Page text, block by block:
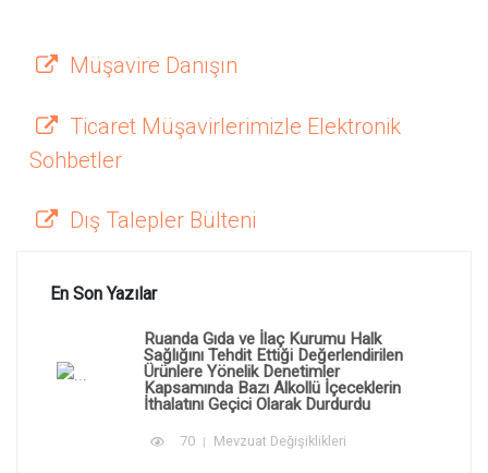
Müşavire Danışın
Ticaret Müşavirlerimizle Elektronik
Sohbetler
Dış Talepler Bülteni
En Son Yazılar
Ruanda Gıda ve İlaç Kurumu Halk
Sağlığını Tehdit Ettiği Değerlendirilen
Ürünlere Yönelik Denetimler
Kapsamında Bazı Alkollü İçeceklerin
İthalatını Geçici Olarak Durdurdu
70 Mevzuat Değişiklikleri